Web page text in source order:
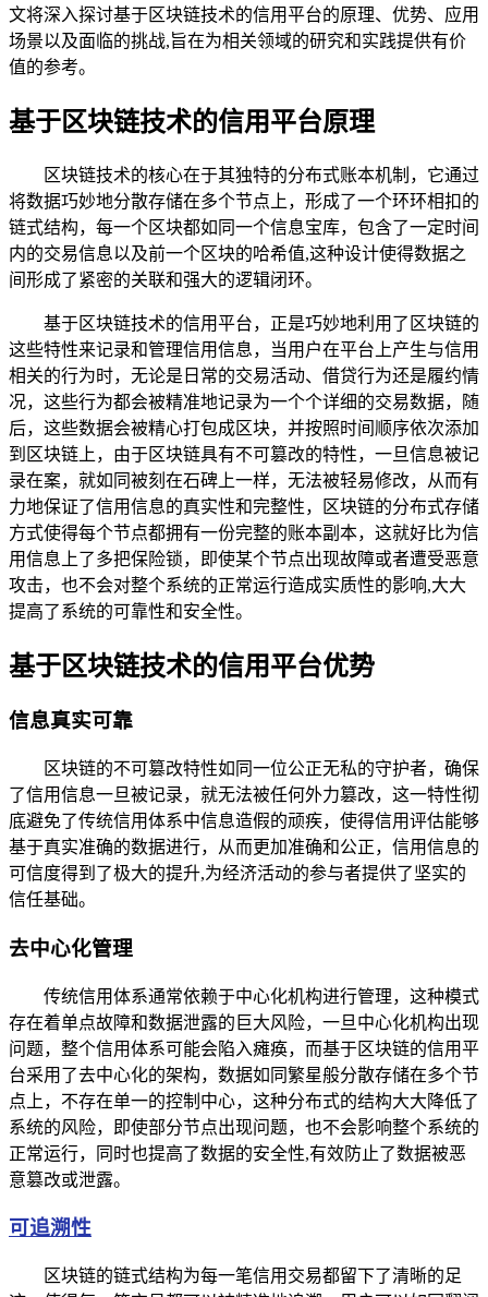
文将深入探讨基于区块链技术的信用平台的原理、优势、应用
场景以及面临的挑战,旨在为相关领域的研究和实践提供有价
值的参考。
基于区块链技术的信用平台原理
区块链技术的核心在于其独特的分布式账本机制，它通过
将数据巧妙地分散存储在多个节点上，形成了一个环环相扣的
链式结构，每一个区块都如同一个信息宝库，包含了一定时间
内的交易信息以及前一个区块的哈希值,这种设计使得数据之
间形成了紧密的关联和强大的逻辑闭环。
基于区块链技术的信用平台，正是巧妙地利用了区块链的
这些特性来记录和管理信用信息，当用户在平台上产生与信用
相关的行为时，无论是日常的交易活动、借贷行为还是履约情
况，这些行为都会被精准地记录为一个个详细的交易数据，随
后，这些数据会被精心打包成区块，并按照时间顺序依次添加
到区块链上，由于区块链具有不可篡改的特性，一旦信息被记
录在案，就如同被刻在石碑上一样，无法被轻易修改，从而有
力地保证了信用信息的真实性和完整性，区块链的分布式存储
方式使得每个节点都拥有一份完整的账本副本，这就好比为信
用信息上了多把保险锁，即使某个节点出现故障或者遭受恶意
攻击，也不会对整个系统的正常运行造成实质性的影响,大大
提高了系统的可靠性和安全性。
基于区块链技术的信用平台优势
信息真实可靠
区块链的不可篡改特性如同一位公正无私的守护者，确保
了信用信息一旦被记录，就无法被任何外力篡改，这一特性彻
底避免了传统信用体系中信息造假的顽疾，使得信用评估能够
基于真实准确的数据进行，从而更加准确和公正，信用信息的
可信度得到了极大的提升,为经济活动的参与者提供了坚实的
信任基础。
去中心化管理
传统信用体系通常依赖于中心化机构进行管理，这种模式
存在着单点故障和数据泄露的巨大风险，一旦中心化机构出现
问题，整个信用体系可能会陷入瘫痪，而基于区块链的信用平
台采用了去中心化的架构，数据如同繁星般分散存储在多个节
点上，不存在单一的控制中心，这种分布式的结构大大降低了
系统的风险，即使部分节点出现问题，也不会影响整个系统的
正常运行，同时也提高了数据的安全性,有效防止了数据被恶
意篡改或泄露。
可追溯性
区块链的链式结构为每一笔信用交易都留下了清晰的足